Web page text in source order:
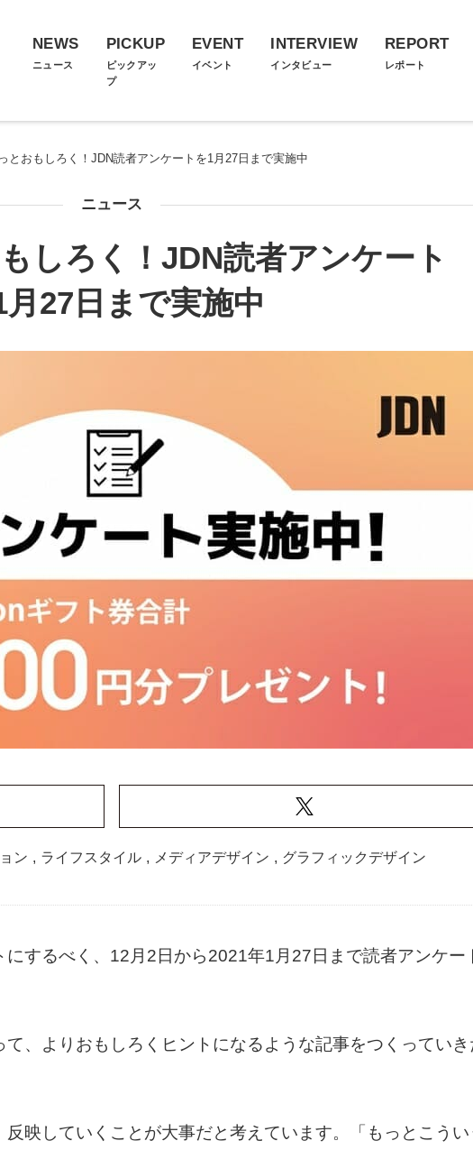
NEWS
ニュース
PICKUP
ピックアッ
プ
EVENT
イベント
INTERVIEW
インタビュー
REPORT
レポート
とおもしろく！JDN読者アンケートを1月27日まで実施中
ニュース
しろく！JDN読者アンケート
月27日まで実施中
ン , ライフスタイル , メディアデザイン , グラフィックデザイン
するべく、12月2日から2021年1月27日まで読者アンケー
て、よりおもしろくヒントになるような記事をつくっていき
映していくことが大事だと考えています。「もっとこうい